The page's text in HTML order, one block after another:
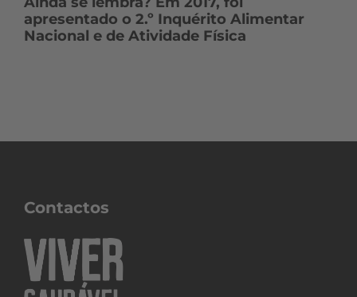
apresentado o 2.º Inquérito Alimentar
Nacional e de Atividade Física
Contactos